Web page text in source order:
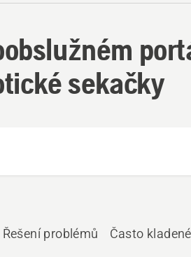
sekačky
Řešení problémů Často